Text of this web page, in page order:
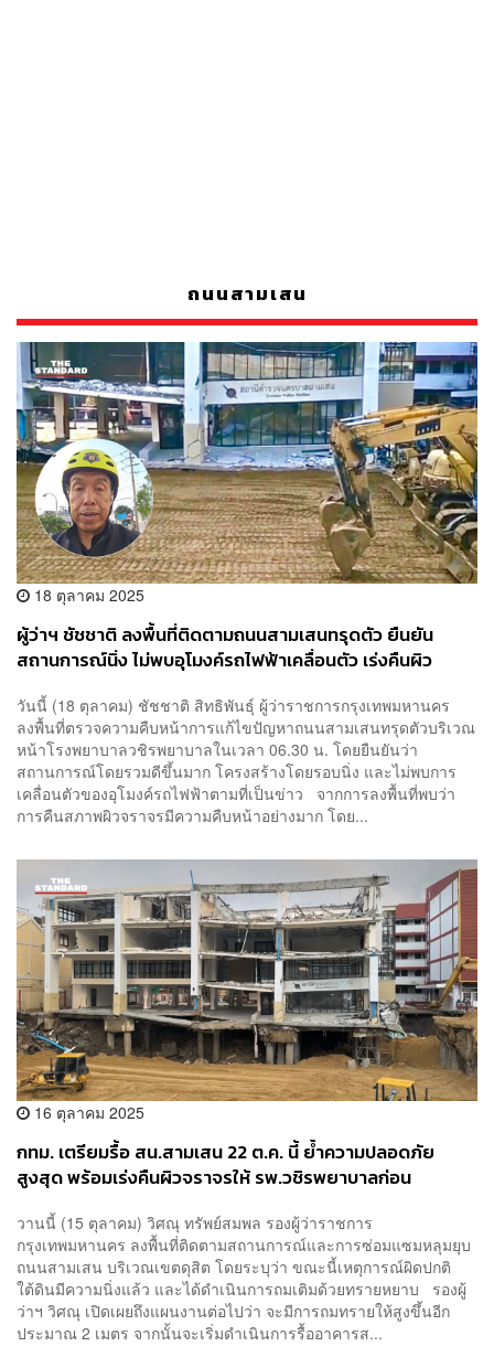
ถนนสามเสน
18 ตุลาคม 2025
ผู้ว่าฯ ชัชชาติ ลงพื้นที่ติดตามถนนสามเสนทรุดตัว ยืนยัน
สถานการณ์นิ่ง ไม่พบอุโมงค์รถไฟฟ้าเคลื่อนตัว เร่งคืนผิว
วันนี้ (18 ตุลาคม) ชัชชาติ สิทธิพันธุ์ ผู้ว่าราชการกรุงเทพมหานคร
ลงพื้นที่ตรวจความคืบหน้าการแก้ไขปัญหาถนนสามเสนทรุดตัวบริเวณ
หน้าโรงพยาบาลวชิรพยาบาลในเวลา 06.30 น. โดยยืนยันว่า
สถานการณ์โดยรวมดีขึ้นมาก โครงสร้างโดยรอบนิ่ง และไม่พบการ
เคลื่อนตัวของอุโมงค์รถไฟฟ้าตามที่เป็นข่าว จากการลงพื้นที่พบว่า
การคืนสภาพผิวจราจรมีความคืบหน้าอย่างมาก โดย...
16 ตุลาคม 2025
กทม. เตรียมรื้อ สน.สามเสน 22 ต.ค. นี้ ย้ำความปลอดภัย
สูงสุด พร้อมเร่งคืนผิวจราจรให้ รพ.วชิรพยาบาลก่อน
วานนี้ (15 ตุลาคม) วิศณุ ทรัพย์สมพล รองผู้ว่าราชการ
กรุงเทพมหานคร ลงพื้นที่ติดตามสถานการณ์และการซ่อมแซมหลุมยุบ
ถนนสามเสน บริเวณเขตดุสิต โดยระบุว่า ขณะนี้เหตุการณ์ผิดปกติ
ใต้ดินมีความนิ่งแล้ว และได้ดำเนินการถมเติมด้วยทรายหยาบ รองผู้
ว่าฯ วิศณุ เปิดเผยถึงแผนงานต่อไปว่า จะมีการถมทรายให้สูงขึ้นอีก
ประมาณ 2 เมตร จากนั้นจะเริ่มดำเนินการรื้ออาคารส...